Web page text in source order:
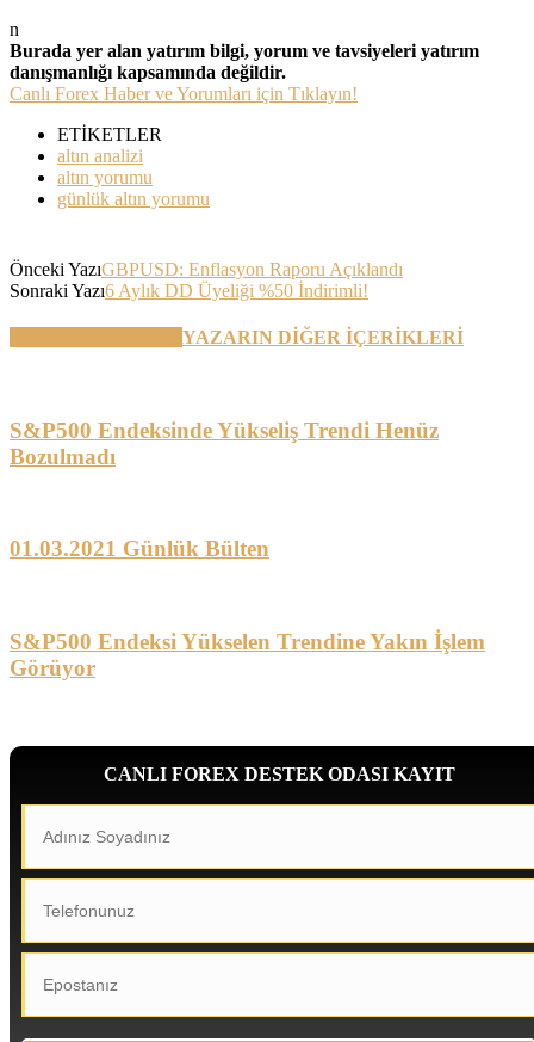
n
Burada yer alan yatırım bilgi, yorum ve tavsiyeleri yatırım
danışmanlığı kapsamında değildir.
Canlı Forex Haber ve Yorumları için Tıklayın!
ETİKETLER
altın analizi
altın yorumu
günlük altın yorumu
Önceki YazıGBPUSD: Enflasyon Raporu Açıklandı
Sonraki Yazı6 Aylık DD Üyeliği %50 İndirimli!
YAZARIN DİĞER İÇERİKLERİ
S&P500 Endeksinde Yükseliş Trendi Henüz
Bozulmadı
01.03.2021 Günlük Bülten
S&P500 Endeksi Yükselen Trendine Yakın İşlem
Görüyor
CANLI FOREX DESTEK ODASI KAYIT